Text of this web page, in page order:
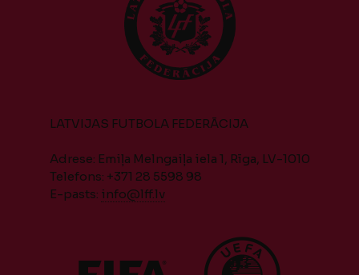
LATVIJAS FUTBOLA FEDERĀCIJA
Adrese: Emiļa Melngaiļa iela 1, Rīga, LV-1010
Telefons: +371 28 5598 98
E-pasts: info@lff.lv